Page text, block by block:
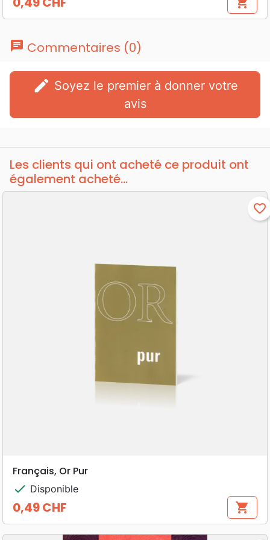
Prix
chat Commentaires (0)
edit
avis
Les clients qui ont acheté ce produit ont
également acheté...
favorite_border
Français, Or Pur
check Disponible
Prix
0,49 CHF shopping_cart